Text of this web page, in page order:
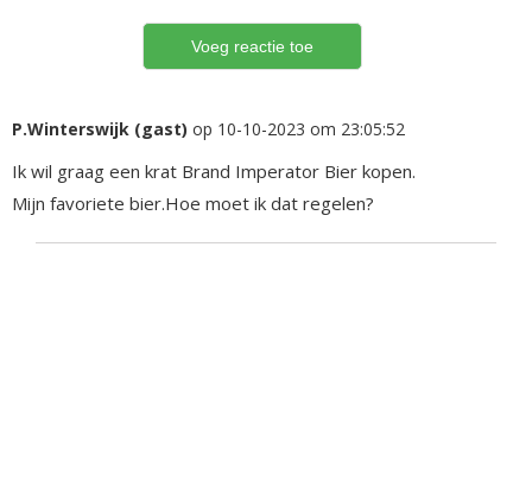
P.Winterswijk (gast) op 10-10-2023 om 23:05:52
Ik wil graag een krat Brand Imperator Bier kopen.
Mijn favoriete bier.Hoe moet ik dat regelen?